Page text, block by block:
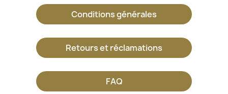
Conditions générales
Retours et réclamations
FAQ